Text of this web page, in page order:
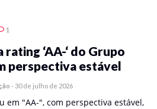
1
‘AA-‘ do Grupo
perspectiva estável
- 30 de julho de 2026
em "AA-", com perspectiva estável,